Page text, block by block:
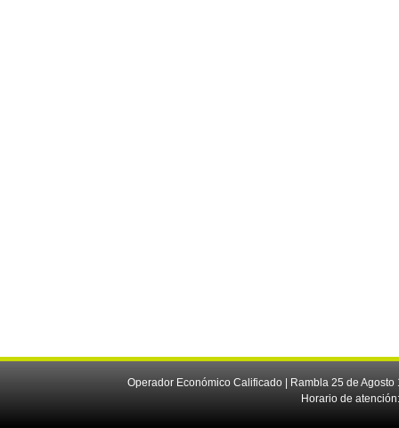
Operador Económico Calificado | Rambla 25 de
Horario de